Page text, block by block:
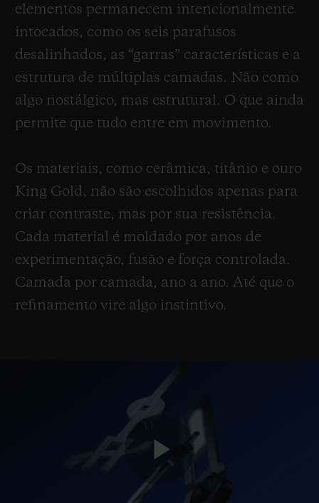
elementos permanecem intencionalmente
intocados, como os seis parafusos
desalinhados, as “garras” características e a
estrutura de múltiplas camadas. Não como
algo nostálgico, mas estrutural. O que ainda
permite que tudo entre em movimento.
Os materiais, como cerâmica, titânio e ouro
King Gold, não são escolhidos apenas para
criar contraste, mas por sua resistência.
Cada material é moldado por anos de
experimentação, fusão e força controlada.
Camada por camada, ano a ano. Até que o
refinamento vire algo instintivo.
Play